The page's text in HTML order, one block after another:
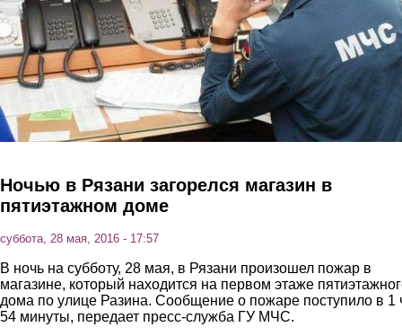
Ночью в Рязани загорелся магазин в
пятиэтажном доме
суббота, 28 мая, 2016 - 17:57
В ночь на субботу, 28 мая, в Рязани произошел пожар в
магазине, который находится на первом этаже
дома по улице Разина. Сообщение о пожаре поступило в 1
54 минуты, передает пресс-служба ГУ МЧС.